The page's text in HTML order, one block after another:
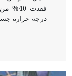
فقدت
درجة حرارة
- هل تعلم أن